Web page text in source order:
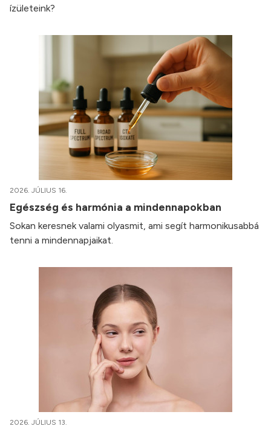
ízületeink?
2026. JÚLIUS 16.
Egészség és harmónia a mindennapokban
Sokan keresnek valami olyasmit, ami segít harmonikusabbá
tenni a mindennapjaikat.
2026. JÚLIUS 13.